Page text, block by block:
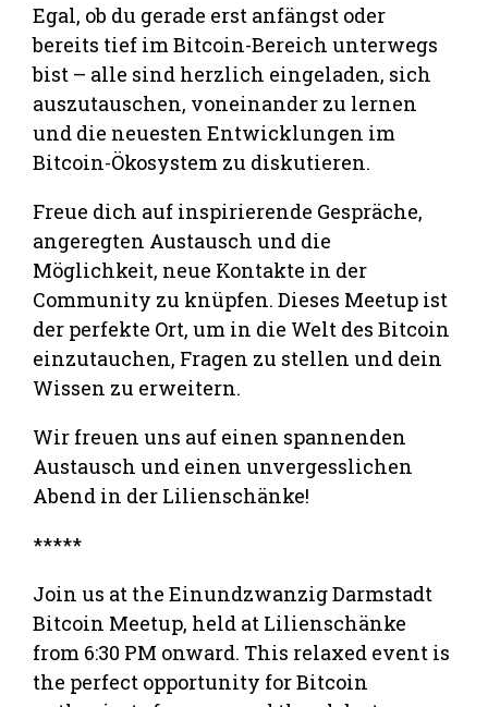
Egal, ob du gerade erst anfängst oder
bereits tief im Bitcoin-Bereich unterwegs
bist – alle sind herzlich eingeladen, sich
auszutauschen, voneinander zu lernen
und die neuesten Entwicklungen im
Bitcoin-Ökosystem zu diskutieren.
Freue dich auf inspirierende Gespräche,
angeregten Austausch und die
Möglichkeit, neue Kontakte in der
Community zu knüpfen. Dieses Meetup ist
der perfekte Ort, um in die Welt des Bitcoin
einzutauchen, Fragen zu stellen und dein
Wissen zu erweitern.
Wir freuen uns auf einen spannenden
Austausch und einen unvergesslichen
Abend in der Lilienschänke!
*****
Join us at the Einundzwanzig Darmstadt
Bitcoin Meetup, held at Lilienschänke
from 6:30 PM onward. This relaxed event is
the perfect opportunity for Bitcoin